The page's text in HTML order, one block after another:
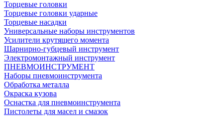
Торцевые головки
Торцевые головки ударные
Торцевые насадки
Универсальные наборы инструментов
Усилители крутящего момента
Шарнирно-губцевый инструмент
Электромонтажный инструмент
ПНЕВМОИНСТРУМЕНТ
Наборы пневмоинструмента
Обработка металла
Окраска кузова
Оснастка для пневмоинструмента
Пистолеты для масел и смазок